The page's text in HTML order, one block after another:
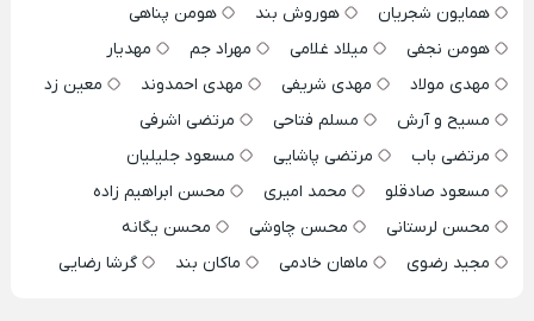
همایون شجریان
هوروش بند
هومن پناهی
هومن نجفی
میلاد غلامی مهراد جم
مهدیار
مهدی مولاد
مهدی شریفی مهدی احمدوند
معین زد
مسیح و آرش
مسلم فتاحی
مرتضی اشرفی
مرتضی باب
مرتضی پاشایی
مسعود جلیلیان
مسعود صادقلو
محمد امیری
محسن ابراهیم زاده
محسن لرستانی
محسن چاوشی
محسن یگانه
مجید رضوی
ماهان خادمی ماکان بند گرشا رضایی